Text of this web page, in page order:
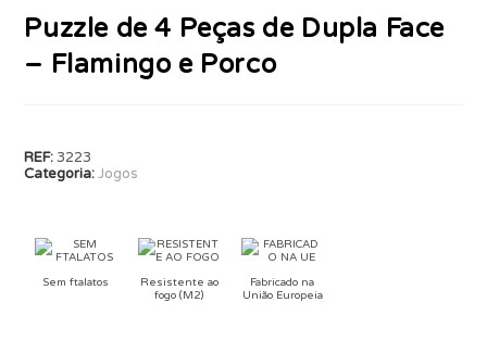
Puzzle de 4 Peças de Dupla Face
– Flamingo e Porco
REF:3223
Categoria:Jogos
Sem ftalatos
Resistente ao
fogo (M2)
Fabricado na
União Europeia